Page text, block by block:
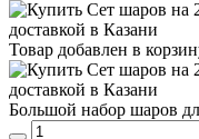
Товар добавлен в
Большой набор шаров